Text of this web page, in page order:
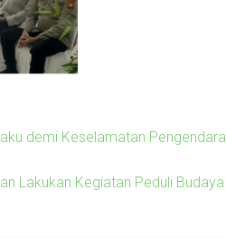
demi Keselamatan Pengendara
Lakukan Kegiatan Peduli Budaya